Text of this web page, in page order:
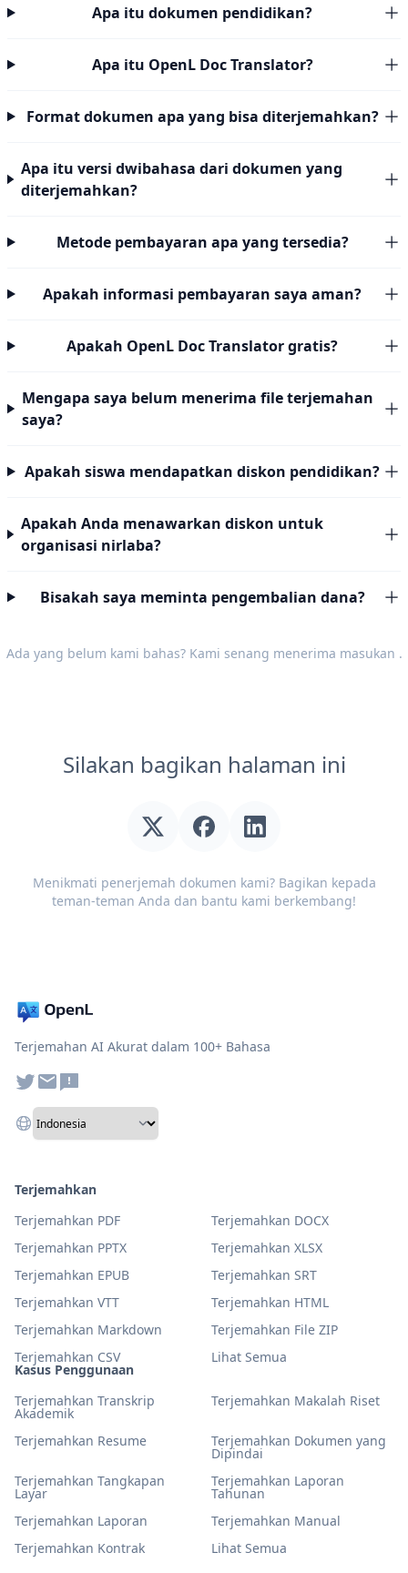
Apa itu dokumen pendidikan?
Apa itu OpenL Doc Translator?
Format dokumen apa yang bisa diterjemahkan?
Apa itu versi dwibahasa dari dokumen yang
diterjemahkan?
Metode pembayaran apa yang tersedia?
Apakah informasi pembayaran saya aman?
Apakah OpenL Doc Translator gratis?
Mengapa saya belum menerima file terjemahan
saya?
Apakah siswa mendapatkan diskon pendidikan?
Apakah Anda menawarkan diskon untuk
organisasi nirlaba?
Bisakah saya meminta pengembalian dana?
Ada yang belum kami bahas? Kami senang menerima masukan .
Silakan bagikan halaman ini
Menikmati penerjemah dokumen kami? Bagikan kepada
teman-teman Anda dan bantu kami berkembang!
Terjemahan AI Akurat dalam 100+ Bahasa
Kasus Penggunaan
Terjemahkan Transkrip
Akademik
Terjemahkan Makalah Riset
Terjemahkan Resume Terjemahkan Dokumen yang
Dipindai
Terjemahkan Tangkapan
Layar
Terjemahkan Laporan
Tahunan
Terjemahkan Laporan
Terjemahkan Manual
Terjemahkan Kontrak
Lihat Semua
Terjemahkan
Terjemahkan PDF
Terjemahkan DOCX
Terjemahkan PPTX
Terjemahkan XLSX
Terjemahkan EPUB
Terjemahkan SRT
Terjemahkan VTT
Terjemahkan HTML
Terjemahkan Markdown
Terjemahkan File ZIP
Terjemahkan CSV
Lihat Semua